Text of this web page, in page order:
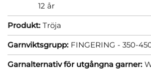
12 år
Produkt: Tröja
Garnviktsgrupp: FINGERING - 350-
Garnalternativ för utgångna garner: